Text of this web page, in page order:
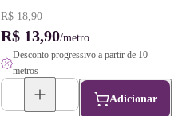
R$ 18,90
R$ 13,90/metro
Desconto progressivo a partir de 10
metros
Adicionar